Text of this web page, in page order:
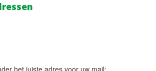
het juiste adres voor uw mail: